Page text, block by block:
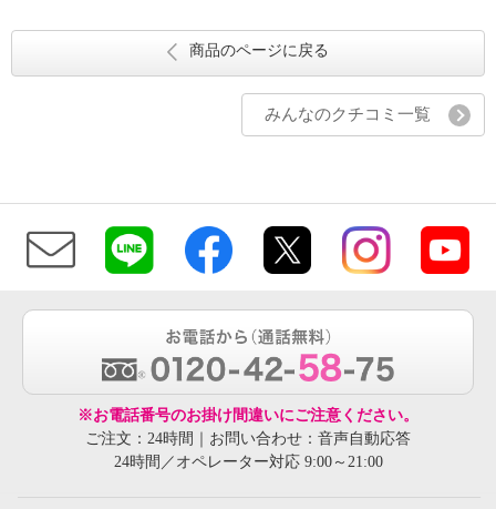
商品のページに戻る
みんなのクチコミ一覧
※お電話番号のお掛け間違いにご注意ください。
ご注文：24時間｜お問い合わせ：音声自動応答
24時間／オペレーター対応 9:00～21:00